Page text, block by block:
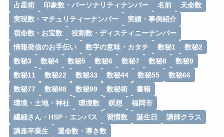
占星術
印象数・パーソナリティナンバー 名前
天命数
実現数・マチュリティーナンバー
実績・事例紹介
宿命数・お宝数
役割数・ディスティニーナンバー
情報発信のお手伝い
数字の意味・カタチ 数秘1
数秘2
数秘3
数秘4 数秘5 数秘6 数秘7 数秘8
数秘9
数秘11
数秘22 数秘33 数秘44 数秘55
数秘66
数秘77
数秘88 数秘99 数秘術
書籍
環境・土地・神社
環境数 瞑想
福岡市
繊細さん・HSP・エンパス
習慣数 誕生日
講師クラス
講座卒業生
運命数・導き数